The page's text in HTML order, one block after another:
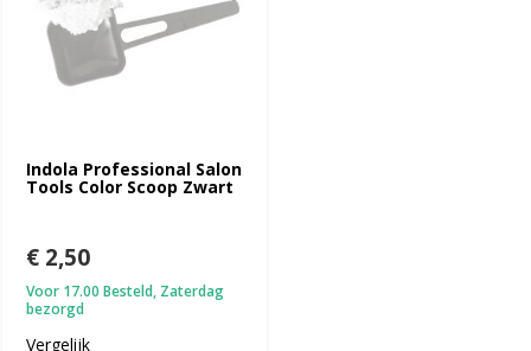
Indola Professional Salon
Tools Color Scoop Zwart
€ 2,50
Voor 17.00 Besteld, Zaterdag
bezorgd
Vergelijk